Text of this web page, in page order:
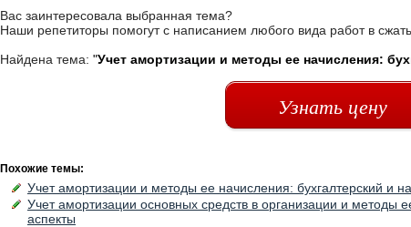
Вас заинтересовала выбранная тема?
Наши репетиторы помогут с написанием любого вида работ в
Найдена тема: "Учет амортизации и методы ее начисления:
Узнать цену
Похожие темы:
Учет амортизации и методы ее начисления: бухгалтерский и
Учет амортизации основных средств в организации и методы
аспекты